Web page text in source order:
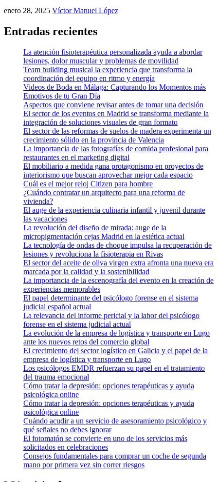
enero 28, 2025 Víctor Manuel López
Entradas recientes
La atención fisioterapéutica personalizada ayuda a abordar
lesiones, dolor muscular y problemas de movilidad
Team building musical la experiencia que transforma la
coordinación del equipo en ritmo y energía
Videos de Boda en Málaga: Capturando los Momentos más
Emotivos de tu Gran Día
Aspectos que conviene revisar antes de tomar una decisión
El sector de los eventos en Madrid se transforma mediante la
integración de soluciones visuales de gran formato
El sector de las reformas de suelos de madera experimenta un
crecimiento sólido en la provincia de Valencia
La importancia de las fotografías de comida profesional para
restaurantes en el marketing digital
El mobiliario a medida gana protagonismo en proyectos de
interiorismo que buscan aprovechar mejor cada espacio
Cuál es el mejor reloj Citizen para hombre
¿Cuándo contratar un arquitecto para una reforma de
vivienda?
El auge de la experiencia culinaria infantil y juvenil durante
las vacaciones
La revolución del diseño de mirada: auge de la
micropigmentación cejas Madrid en la estética actual
La tecnología de ondas de choque impulsa la recuperación de
lesiones y revoluciona la fisioterapia en Rivas
El sector del aceite de oliva virgen extra afronta una nueva era
marcada por la calidad y la sostenibilidad
La importancia de la escenografía del evento en la creación de
experiencias memorables
El papel determinante del psicólogo forense en el sistema
judicial español actual
La relevancia del informe pericial y la labor del psicólogo
forense en el sistema judicial actual
La evolución de la empresa de logística y transporte en Lugo
ante los nuevos retos del comercio global
El crecimiento del sector logístico en Galicia y el papel de la
empresa de logística y transporte en Lugo
Los psicólogos EMDR refuerzan su papel en el tratamiento
del trauma emocional
Cómo tratar la depresión: opciones terapéuticas y ayuda
psicológica online
Cómo tratar la depresión: opciones terapéuticas y ayuda
psicológica online
Cuándo acudir a un servicio de asesoramiento psicológico y
qué señales no debes ignorar
El fotomatón se convierte en uno de los servicios más
solicitados en celebraciones
Consejos fundamentales para comprar un coche de segunda
mano por primera vez sin correr riesgos